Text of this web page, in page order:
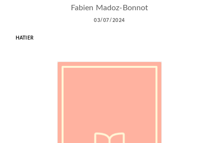
Fabien Madoz-Bonnot
03/07/2024
HATIER